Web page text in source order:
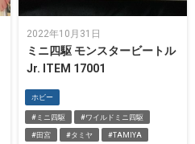
2022年10月31日
ミニ四駆 モンスタービートル
Jr. ITEM 17001
ホビー
#ミニ四駆 #ワイルドミニ四駆
#田宮 #タミヤ #TAMIYA